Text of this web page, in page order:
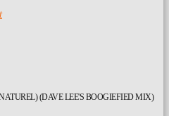
(DAVE LEE'S BOOGIEFIED MIX)